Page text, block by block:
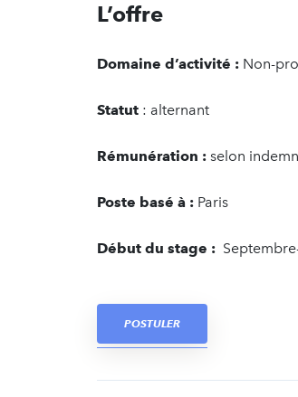
L’offre
Domaine d’activité : Non-
Statut : alternant
Rémunération : selon
Poste basé à : Paris
Début du stage :
POSTULER